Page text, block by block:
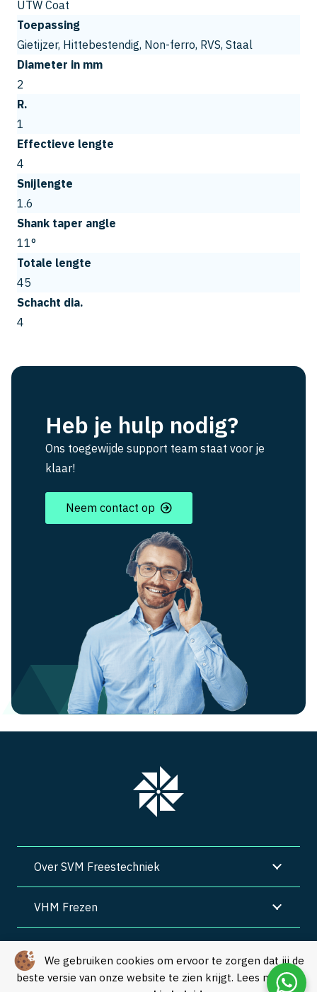
We gebruiken cookies om ervoor te zorgen dat jij de
beste versie van onze website te zien krijgt. Lees meer in
UTW Coat
Toepassing
Gietijzer, Hittebestendig, Non-ferro, RVS, Staal
Diameter in mm
2
R.
1
Effectieve lengte
4
Snijlengte
1.6
Shank taper angle
11°
Totale lengte
45
Schacht dia.
4
Heb je hulp nodig?
Ons toegewijde support team staat voor je
klaar!
Neem contact op
Over SVM Freestechniek
VHM Frezen
Algemene voorwaarden | Privacy